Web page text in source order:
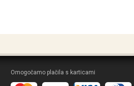
Omogočamo plačila s karticami